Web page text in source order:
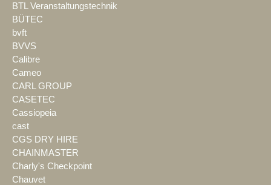
BTL Veranstaltungstechnik
BÜTEC
bvft
BVVS
Calibre
Cameo
CARL GROUP
CASETEC
Cassiopeia
cast
CGS DRY HIRE
CHAINMASTER
Charly's Checkpoint
Chauvet